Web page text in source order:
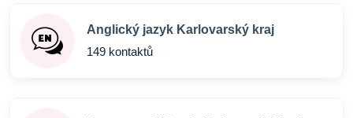
Anglický jazyk Karlovarský kraj
149 kontaktů